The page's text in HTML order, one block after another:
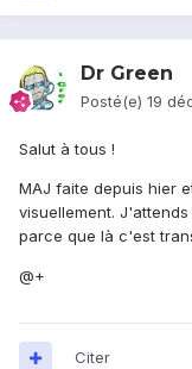
Dr Green
Posté(e) 19
Salut à tous !
MAJ faite depuis hier
visuellement.
parce que là c'est
@+
Citer